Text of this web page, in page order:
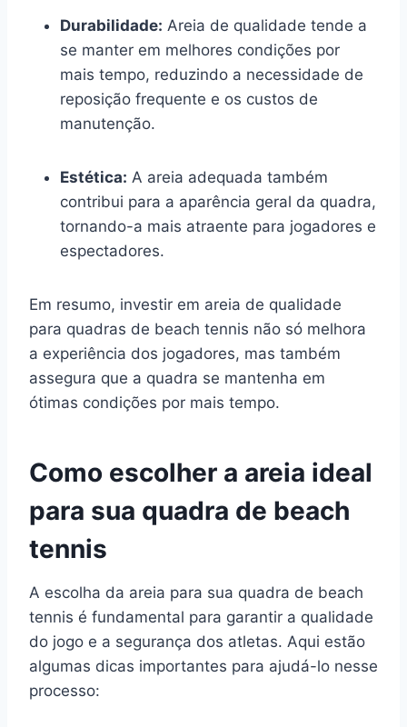
Durabilidade: Areia de qualidade tende a
se manter em melhores condições por
mais tempo, reduzindo a necessidade de
reposição frequente e os custos de
manutenção.
Estética: A areia adequada também
contribui para a aparência geral da quadra,
tornando-a mais atraente para jogadores e
espectadores.
Em resumo, investir em areia de qualidade
para quadras de beach tennis não só melhora
a experiência dos jogadores, mas também
assegura que a quadra se mantenha em
ótimas condições por mais tempo.
Como escolher a areia ideal
para sua quadra de beach
tennis
A escolha da areia para sua quadra de beach
tennis é fundamental para garantir a qualidade
do jogo e a segurança dos atletas. Aqui estão
algumas dicas importantes para ajudá-lo nesse
processo: